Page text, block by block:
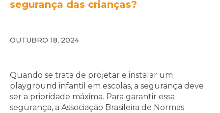
segurança das crianças?
OUTUBRO 18, 2024
Quando se trata de projetar e instalar um
playground infantil em escolas, a segurança deve
ser a prioridade máxima. Para garantir essa
segurança, a Associação Brasileira de Normas